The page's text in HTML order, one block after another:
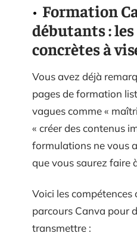
Formation
débutants :
concrètes à
Vous avez déjà
pages de formation
vagues comme «
« créer des contenus
formulations ne vous
que vous saurez faire
Voici les compétences
parcours Canva pour
transmettre :